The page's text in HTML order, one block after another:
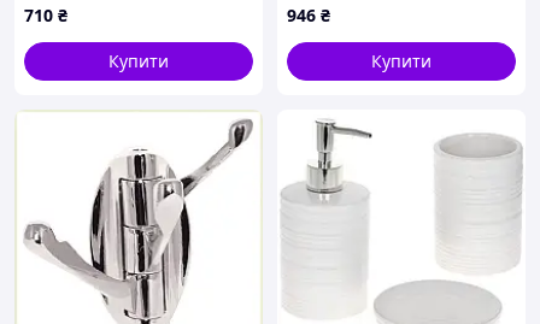
710 ₴
Купити
6EB05B5209
946 ₴
Купити